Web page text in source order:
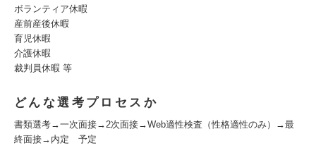
ボランティア休暇
産前産後休暇
育児休暇
介護休暇
裁判員休暇 等
どんな選考プロセスか
書類選考→一次面接→2次面接→Web適性検査（性格適性のみ）→最
終面接→内定 予定